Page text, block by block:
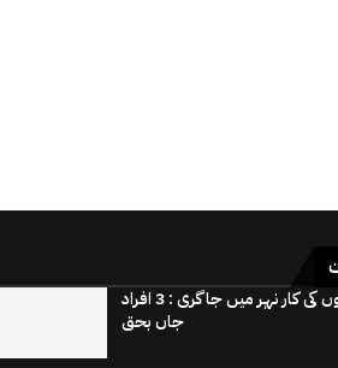
باراتیوں کی کار نہر میں جاگری : 3 افراد
جاں بحق